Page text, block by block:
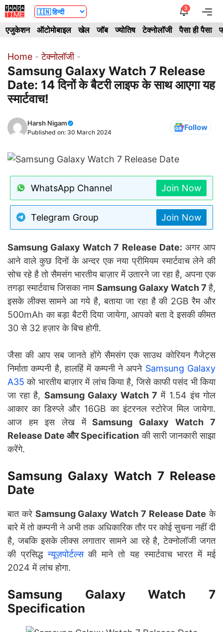
Skip
to
content
3
एजुकेशन ऑटोमोबाइल खेल जॉब ज्योतिष टेक्नोलॉजी पैसा ही पैसा
Home -टेक्नोलॉजी-
Samsung Galaxy Watch 7 Release
Date: 14 दिनों के बैटरी लाइफ के साथ आएगा यह
स्मार्टवाच!
Harsh Nigam
Published on: 30 March 2024 Follow
WhatsApp Channel Join Now
Telegram Group Join Now
Samsung Galaxy Watch 7 Release Date: अगर आप
आने वाले कुछ दिनों के अन्दर एक नया प्रीमियम स्मार्टवाच लेने की
सोच रहे है तो सैमसंग भारतीय बाज़ार में उतारने जा रहा है, अपना एक
तगड़ा स्मार्टवाच जिसका नामSamsung Galaxy Watch 7है,
इसके लीक्स सामने आ गये है, बताया जा रहा है की 2GB रैम और
500mAh का बड़ा बैटरी दिया जायेगा, आपको बता दे इसकी कीमत
30 से 32 हज़ार के बिच होगी.
जैसा की आप सब जानते होंगे सैमसंग एक साउथ कोरियन गैजेट्स
निर्माता कम्पनी है, हालहिं में कम्पनी ने अपने Samsung Galaxy
A35 को भारतीय बाज़ार में लांच किया है, जिसे काफी पसंद भी किया
जा रहा है, Samsung Galaxy Watch 7 में 1.54 इंच गोल
आकार का डिस्प्ले और 16GB का इंटरनल स्टोरेज मिल जायेगा.
आज हम इस लेख मेंSamsung Galaxy Watch 7
Release Date और Specification की सारी जानकारी साझा
करेंगे.
Samsung Galaxy Watch 7 Release
Date
बात करे Samsung Galaxy Watch 7 Release Date के
बारे में तो कम्पनी ने अभी तक अधिकारिक तौर पर कोई सुचना नहीं दी
है, जबकि इसके लीक्स लगातार सामने आ रहे है, टेक्नोलॉजी जगत
की प्रसिद्धन्यूज़पोर्टल्सकी माने तो यह स्मार्टवाच भारत में मई
2024 में लांच होगा.
Samsung Galaxy Watch 7
Specification